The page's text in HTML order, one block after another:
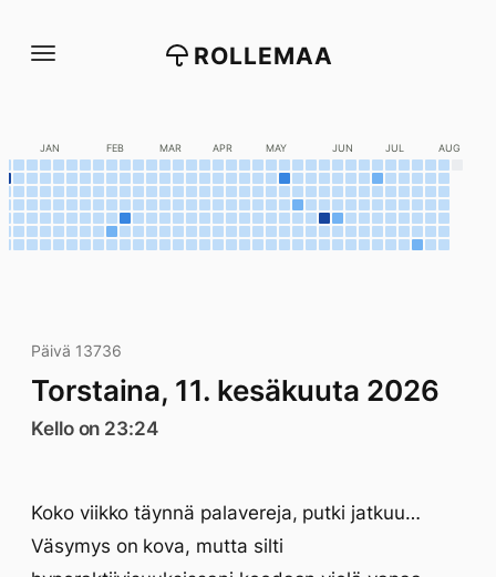
suoraan
ROLLEMAA
JAN FEB MAR APR MAY JUN JUL AUG
Päivä 13736
Torstaina, 11. kesäkuuta 2026
Kello on 23:24
Koko viikko täynnä palavereja, putki jatkuu…
Väsymys on kova, mutta silti